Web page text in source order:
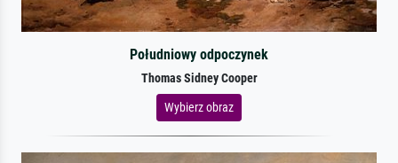
Południowy odpoczynek
Thomas Sidney Cooper
Wybierz obraz